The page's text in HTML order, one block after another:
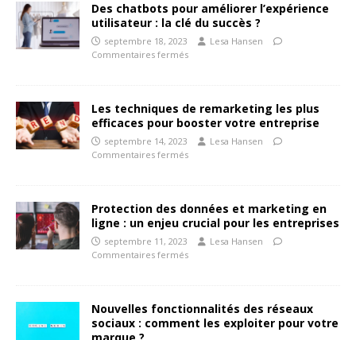
Des chatbots pour améliorer l’expérience
utilisateur : la clé du succès ?
septembre 18, 2023
Lesa Hansen
Commentaires fermés
Les techniques de remarketing les plus
efficaces pour booster votre entreprise
septembre 14, 2023
Lesa Hansen
Commentaires fermés
Protection des données et marketing en
ligne : un enjeu crucial pour les entreprises
septembre 11, 2023
Lesa Hansen
Commentaires fermés
Nouvelles fonctionnalités des réseaux
sociaux : comment les exploiter pour votre